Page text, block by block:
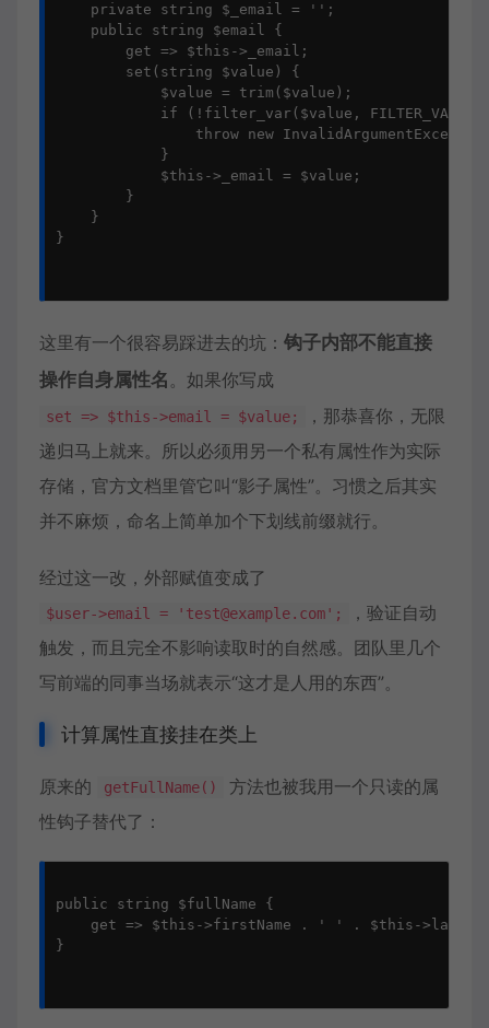
    private string $_email = '';
    public string $email {
        get => $this->_email;
        set(string $value) {
            $value = trim($value);
if (!filter_var($value,
throw new
            }
            $this->_email = $value;
        }
    }
}
这里有一个很容易踩进去的坑： 钩子内部不能直接
操作自身属性名 。如果你写成
set => $this->email = $value;
，那恭喜你，无限
递归马上就来。所以必须用另一个私有属性作为实际
存储，官方文档里管它叫“影子属性”。习惯之后其实
并不麻烦，命名上简单加个下划线前缀就行。
经过这一改，外部赋值变成了
$user->email = 'test@example.com';
，验证自动
触发，而且完全不影响读取时的自然感。团队里几个
写前端的同事当场就表示“这才是人用的东西”。
计算属性直接挂在类上
原来的 getFullName()
方法也被我用一个只读的属
性钩子替代了：
public string $fullName {
get => $this->firstName . ' ' . $this-
}